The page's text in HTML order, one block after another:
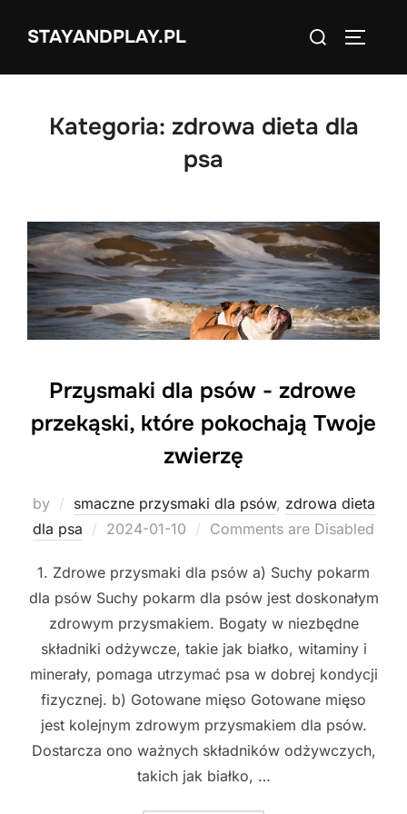
STAYANDPLAY.PL
Search
Kategoria: zdrowa dieta dla
psa
Przysmaki dla psów - zdrowe
przekąski, które pokochają Twoje
zwierzę
by smaczne przysmaki dla psów, zdrowa dieta
dla psa
Posted
2024-01-10 Comments are Disabled
1. Zdrowe przysmaki dla psów a) Suchy pokarm
dla psów Suchy pokarm dla psów jest doskonałym
zdrowym przysmakiem. Bogaty w niezbędne
składniki odżywcze, takie jak białko, witaminy i
minerały, pomaga utrzymać psa w dobrej kondycji
fizycznej. b) Gotowane mięso Gotowane mięso
jest kolejnym zdrowym przysmakiem dla psów.
Dostarcza ono ważnych składników odżywczych,
takich jak białko, …